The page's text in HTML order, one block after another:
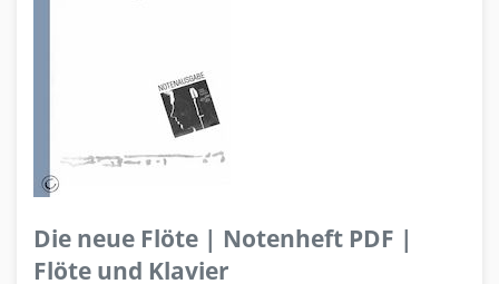
Die neue Flöte | Notenheft PDF |
Flöte und Klavier